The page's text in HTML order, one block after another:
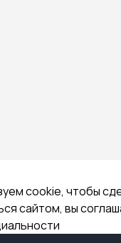
cookie, чтобы
сайтом, вы